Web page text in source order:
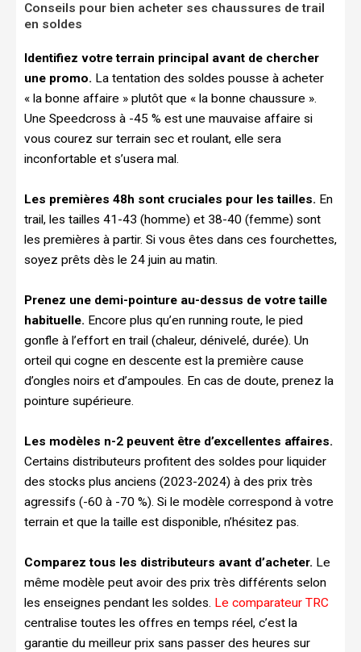
Conseils pour bien acheter ses chaussures de trail
en soldes
Identifiez votre terrain principal avant de chercher
une promo. La tentation des soldes pousse à acheter
« la bonne affaire » plutôt que « la bonne chaussure ».
Une Speedcross à -45 % est une mauvaise affaire si
vous courez sur terrain sec et roulant, elle sera
inconfortable et s’usera mal.
Les premières 48h sont cruciales pour les tailles. En
trail, les tailles 41-43 (homme) et 38-40 (femme) sont
les premières à partir. Si vous êtes dans ces fourchettes,
soyez prêts dès le 24 juin au matin.
Prenez une demi-pointure au-dessus de votre taille
habituelle. Encore plus qu’en running route, le pied
gonfle à l’effort en trail (chaleur, dénivelé, durée). Un
orteil qui cogne en descente est la première cause
d’ongles noirs et d’ampoules. En cas de doute, prenez la
pointure supérieure.
Les modèles n-2 peuvent être d’excellentes affaires.
Certains distributeurs profitent des soldes pour liquider
des stocks plus anciens (2023-2024) à des prix très
agressifs (-60 à -70 %). Si le modèle correspond à votre
terrain et que la taille est disponible, n’hésitez pas.
Comparez tous les distributeurs avant d’acheter. Le
même modèle peut avoir des prix très différents selon
les enseignes pendant les soldes. Le comparateur TRC
centralise toutes les offres en temps réel, c’est la
garantie du meilleur prix sans passer des heures sur